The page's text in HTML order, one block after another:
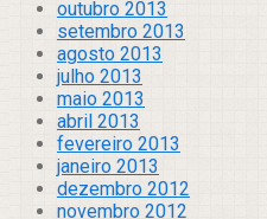
outubro 2013
setembro 2013
agosto 2013
julho 2013
maio 2013
abril 2013
fevereiro 2013
janeiro 2013
dezembro 2012
novembro 2012